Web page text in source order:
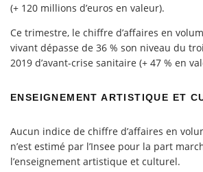
(+ 120 millions d’euros en valeur).
Ce trimestre, le chiffre d’affaires en
vivant dépasse de 36 % son niveau du
2019 d’avant-crise sanitaire (+ 47 % en
ENSEIGNEMENT ARTISTIQUE ET
Aucun indice de chiffre d’affaires en
n’est estimé par l’Insee pour la part
l’enseignement artistique et culturel.